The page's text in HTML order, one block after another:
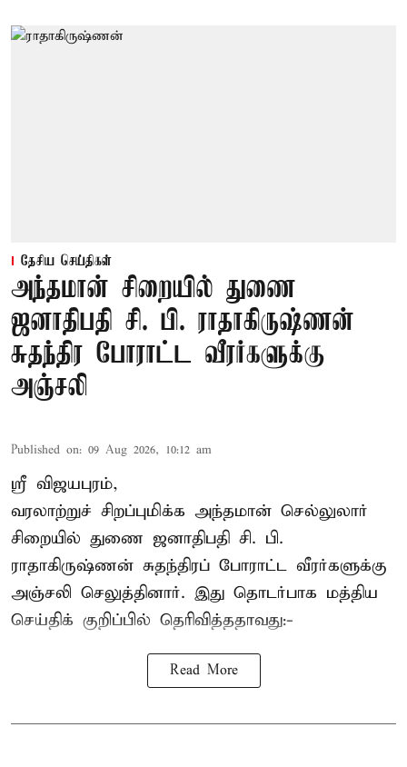
தேசிய செய்திகள்
அந்தமான் சிறையில் துணை
ஜனாதிபதி சி. பி. ராதாகிருஷ்ணன்
சுதந்திர போராட்ட வீரர்களுக்கு
அஞ்சலி
Published on: 09 Aug 2026, 10:12 am
ஸ்ரீ விஜயபுரம்,
வரலாற்றுச் சிறப்புமிக்க அந்தமான் செல்லுலார்
சிறையில் துணை ஜனாதிபதி சி. பி.
ராதாகிருஷ்ணன் சுதந்திரப் போராட்ட வீரர்களுக்கு
அஞ்சலி செலுத்தினார். இது தொடர்பாக மத்திய
செய்திக் குறிப்பில் தெரிவித்ததாவது:-
Read More